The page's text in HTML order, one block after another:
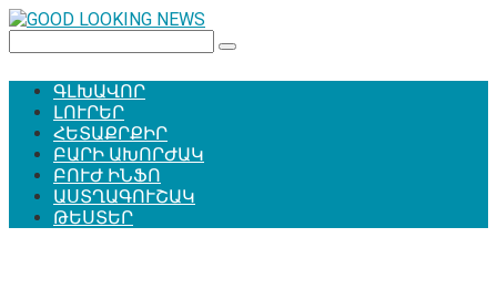
Перейти
контенту
ԳԼԽԱՎՈՐ
ԼՈՒՐԵՐ
ՀԵՏԱՔՐՔԻՐ
ԲԱՐԻ ԱԽՈՐԺԱԿ
ԲՈՒԺ ԻՆՖՈ
ԱՍՏՂԱԳՈՒՇԱԿ
ԹԵՍՏԵՐ